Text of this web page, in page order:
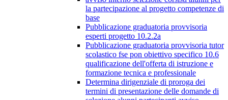
la partecipazione al progetto competenze di
base
Pubblicazione graduatoria provvisoria
esperti progetto 10.2.2a
Pubblicazione graduatoria provvisoria tutor
scolastico fse pon obiettivo specifico 10.6
qualificazione dell'offerta di istruzione e
formazione tecnica e professionale
Determina dirigenziale di proroga dei
termini di presentazione delle domande di